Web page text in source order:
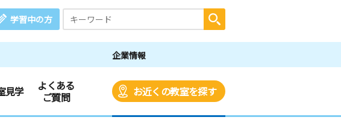
学習中の方
企業情報
見学
よくある
ご質問
お近くの教室を探す